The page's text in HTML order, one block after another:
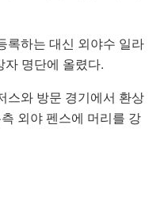
록하는 대신 외야수 일라
명단에 올렸다.
스와 방문 경기에서 환상
외야 펜스에 머리를 강